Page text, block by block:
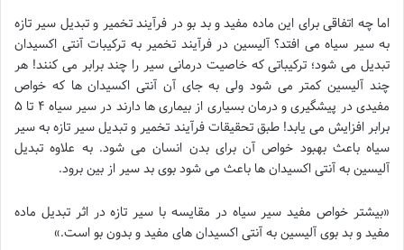
اما چه اتفاقی برای این ماده مفید و بد بو در فرآیند تخمیر و تبدیل سیر تازه
به سیر سیاه می افتد؟ آلیسین در فرآیند تخمیر به ترکیبات آنتی اکسیدان
تبدیل می شود؛ ترکیباتی که خاصیت درمانی سیر را چند برابر می کنند! هر
چند آلیسین کمتر می شود ولی به جای آن آنتی اکسیدان ها که خواص
مفیدی در پیشگیری و درمان بسیاری از بیماری ها دارند در سیر سیاه ۴ تا ۵
برابر افزایش می یابد! طبق تحقیقات فرآیند تخمیر و تبدیل سیر تازه به سیر
سیاه باعث بهبود خواص آن برای بدن انسان می شود. به علاوه تبدیل
آلیسین به آنتی اکسیدان ها باعث می شود بوی بد سیر از بین برود.
«بیشتر خواص مفید سیر سیاه در مقایسه با سیر تازه در اثر تبدیل ماده
مفید و بد بوی آلیسین به آنتی اکسیدان های مفید و بدون بو است.»